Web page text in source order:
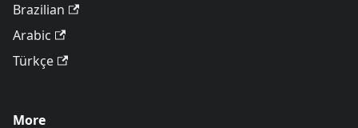
Brazilian
Arabic
Türkçe
More